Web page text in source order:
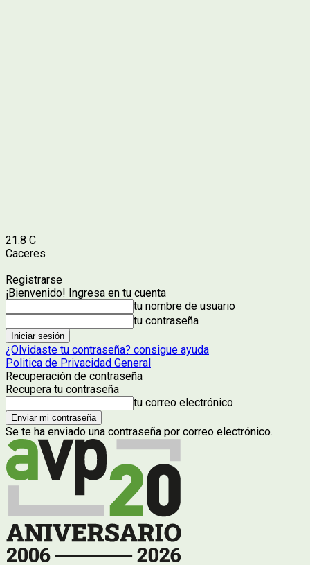
21.8 C
Caceres
Registrarse
¡Bienvenido! Ingresa en tu cuenta
tu nombre de usuario
tu contraseña
¿Olvidaste tu contraseña? consigue ayuda
Politica de Privacidad General
Recuperación de contraseña
Recupera tu contraseña
tu correo electrónico
Se te ha enviado una contraseña por correo electrónico.